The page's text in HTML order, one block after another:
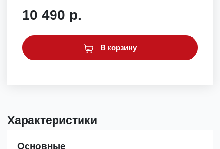
10 490 р.
В корзину
Характеристики
Основные